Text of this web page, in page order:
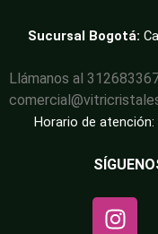
Sucursal Bogotá:
Llámanos al
Horario de atención: